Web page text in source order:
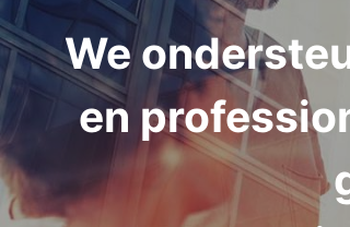
We
en